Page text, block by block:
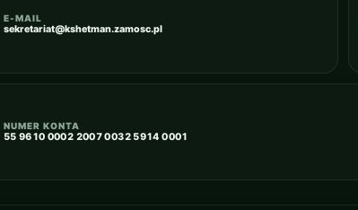
E-MAIL
sekretariat@kshetman.zamosc.pl
NUMER KONTA
55 9610 0002 2007 0032 5914 0001